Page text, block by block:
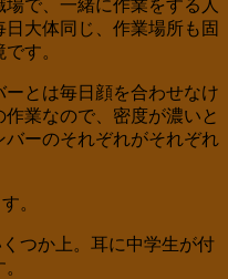
で、一緒に作業をする人
大体同じ、作業場所も固
す。
とは毎日顔を合わせなけ
業なので、密度が濃いと
ーのそれぞれがそれぞれ
。
つか上。耳に中学生が付